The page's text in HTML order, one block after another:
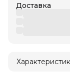
Доставка